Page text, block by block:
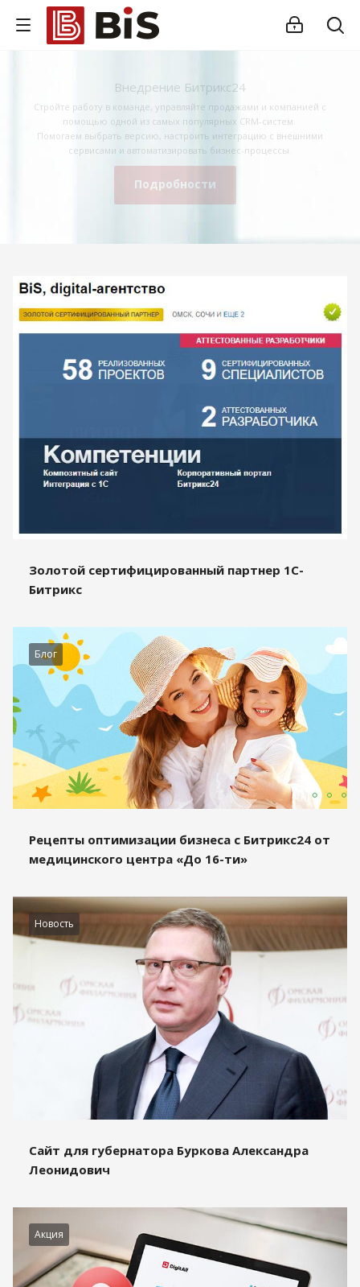
Внедрение Битрикс24
Стройте работу в команде, управляйте продажами и компанией с
помощью одной из самых популярных CRM-систем.
Помогаем выбрать версию, настроить интеграцию с внешними
сервисами и автоматизировать бизнес-процессы.
Подробности
Золотой сертифицированный партнер 1С-
Битрикс
Блог
Рецепты оптимизации бизнеса с Битрикс24 от
медицинского центра «До 16-ти»
Новость
Сайт для губернатора Буркова Александра
Леонидович
Акция